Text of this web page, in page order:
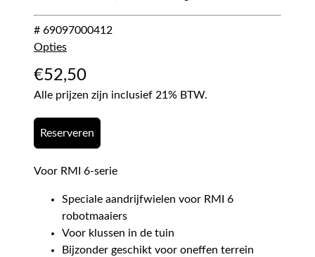
# 69097000412
Opties
€52,50
Alle prijzen zijn inclusief 21% BTW.
Reserveren
Voor RMI 6-serie
Speciale aandrijfwielen voor RMI 6
robotmaaiers
Voor klussen in de tuin
Bijzonder geschikt voor oneffen terrein